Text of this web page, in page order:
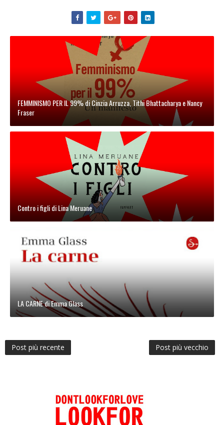
FEMMINISMO PER IL 99% di Cinzia Arruzza, Tithi Bhattacharya e Nancy
Fraser
Contro i figli di Lina Meruane
LA CARNE di Emma Glass
Post più recente Post più vecchio